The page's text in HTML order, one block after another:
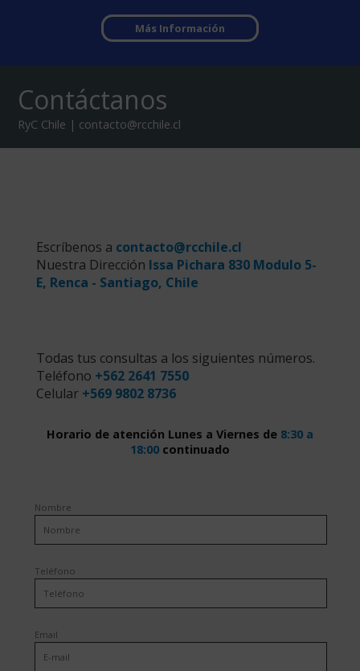
Más Información
Contáctanos
RyC Chile | contacto@rcchile.cl
Escríbenos a contacto@rcchile.cl
Nuestra Dirección Issa Pichara 830 Modulo 5-
E, Renca - Santiago, Chile
Todas tus consultas a los siguientes números.
Teléfono +562 2641 7550
Celular +569 9802 8736
Horario de atención Lunes a Viernes de 8:30 a
18:00continuado
Nombre
Teléfono
Email